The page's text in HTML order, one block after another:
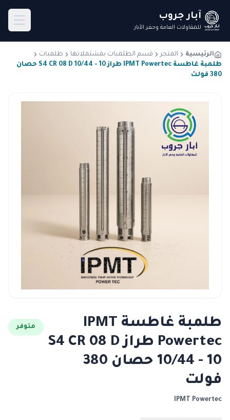
آبار جروب
للمقاولات العامة وحفر الآبار
الرئيسية المتجر قسم الطلمبات بمشتملاتها
طلمبات
طلمبة غاطسة IPMT Powertec طراز S4 CR 08 D 10/44 - 10 حصان
380 فولت
طلمبة غاطسة IPMT
Powertec طراز S4 CR 08 D
10/44 - 10 حصان 380
فولت
متوفر
IPMT Powertec